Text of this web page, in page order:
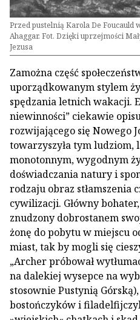
Przed pustelnią Karola De Foucauld
Ahaggar. Fot. Dzięki uprzejmości
Jezusa
Zamożna część
uporządkowanym stylem
spędzania letnich wakacji.
niewinności” ciekawie
rozwijającego się Nowego
towarzyszyła tym
monotonnym, wygodnym
doświadczania natury i
rodzaju obraz stłamszenia
cywilizacji. Główny
znudzony dobrostanem
żonę do pobytu w miejscu
miast, tak by mogli się
„Archer próbował
na dalekiej wysepce na
stosownie Pustynią
bostończyków i